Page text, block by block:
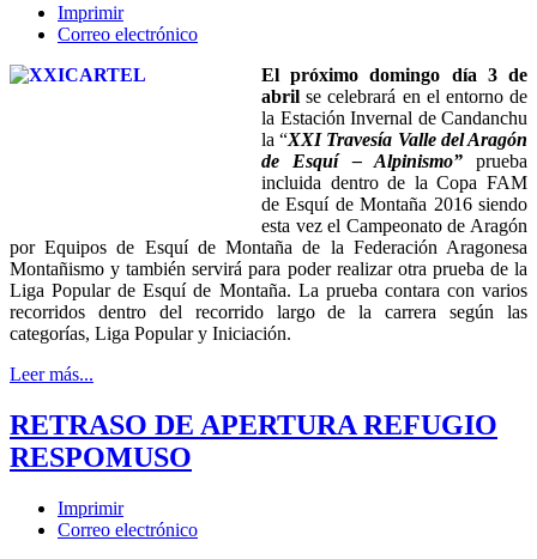
Imprimir
Correo electrónico
El próximo domingo día 3 de
abrilse celebrará en el entorno de
la Estación Invernal de Candanchu
la “XXI Travesía Valle del Aragón
de Esquí – Alpinismo”prueba
incluida dentro de la Copa FAM
de Esquí de Montaña 2016 siendo
esta vez el Campeonato de Aragón
por Equipos de Esquí de Montaña de la Federación Aragonesa
Montañismo y también servirá para poder realizar otra prueba de la
Liga Popular de Esquí de Montaña. La prueba contara con varios
recorridos dentro del recorrido largo de la carrera según las
categorías, Liga Popular y Iniciación.
Leer más...
RETRASO DE APERTURA REFUGIO
RESPOMUSO
Imprimir
Correo electrónico